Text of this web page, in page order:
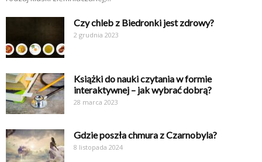
Czy chleb z Biedronki jest zdrowy?
2 grudnia 2023
Książki do nauki czytania w formie
interaktywnej – jak wybrać dobrą?
28 marca 2023
Gdzie poszła chmura z Czarnobyla?
8 listopada 2024